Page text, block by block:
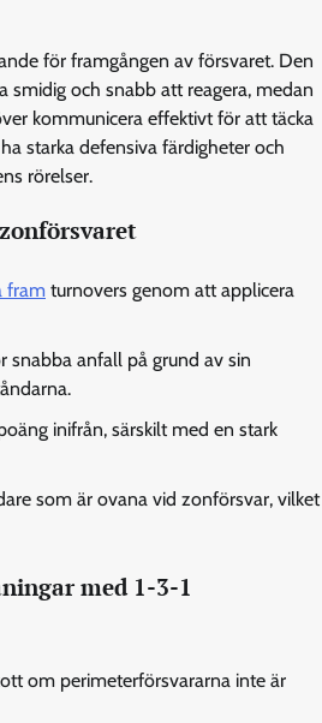
för framgången av försvaret. Den
smidig och snabb att reagera, medan
kommunicera effektivt för att täcka
starka defensiva färdigheter och
rörelser.
fram turnovers genom att applicera
snabba anfall på grund av sin
inifrån, särskilt med en stark
som är ovana vid zonförsvar, vilket
med 1-3-1
om perimeterförsvararna inte är